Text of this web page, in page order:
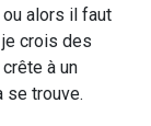
alors il faut
crois des
à un
se trouve.